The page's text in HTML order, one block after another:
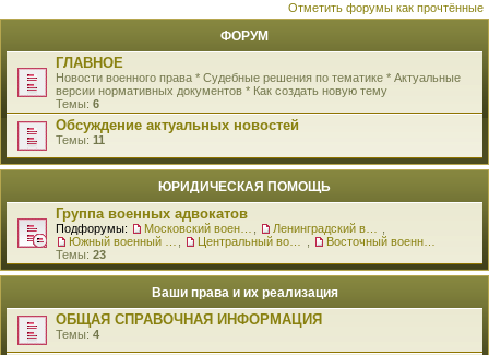
ск
Отметить форумы как прочтённые
ФОРУМ
ГЛАВНОЕ
Новости военного права * Судебные решения по тематике * Актуальные
версии нормативных документов * Как создать новую тему
Темы: 6
Обсуждение актуальных новостей
Темы: 11
ЮРИДИЧЕСКАЯ ПОМОЩЬ
Группа военных адвокатов
Подфорумы:
Темы: 23
Ваши права и их реализация
ОБЩАЯ СПРАВОЧНАЯ ИНФОРМАЦИЯ
Темы: 4